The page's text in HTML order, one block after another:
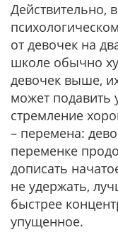
Действительно,
от девочек на
школе обычно
девочек выше,
может подавить
стремление
– перемена:
переменке
дописать
не удержать,
быстрее
упущенное.